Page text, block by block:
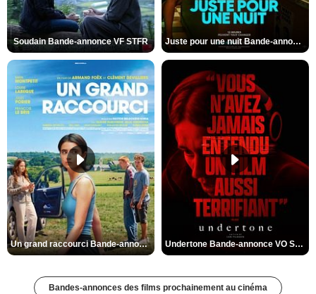
Soudain Bande-annonce VF STFR Juste pour une nuit Bande-annonce VO STFR
Un grand raccourci Bande-annonce VF Undertone Bande-annonce VO STFR
Bandes-annonces des films prochainement au cinéma